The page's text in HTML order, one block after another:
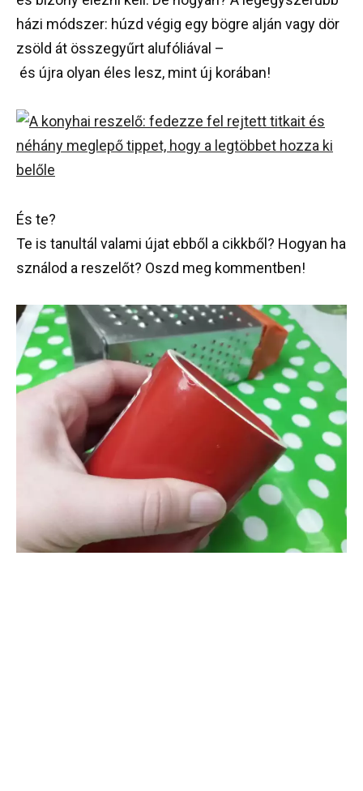
házi módszer: húzd végig egy bögre alján vagy dör
zsöld át összegyűrt alufóliával –
és újra olyan éles lesz, mint új korában!
És te?
Te is tanultál valami újat ebből a cikkből ? Hogyan ha
sználod a reszelőt? Oszd meg kommentben!